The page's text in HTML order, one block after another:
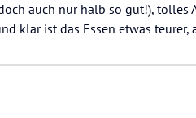
auch nur halb so gut!), tolles
klar ist das Essen etwas teurer,